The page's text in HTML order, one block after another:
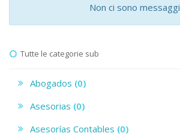
Non ci sono messaggi
Tutte le categorie sub
Abogados
(0)
Asesorias
(0)
Asesorías Contables
(0)